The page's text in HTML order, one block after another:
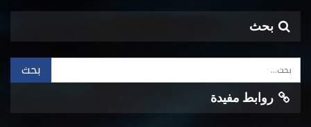
بحث
روابط مفيدة